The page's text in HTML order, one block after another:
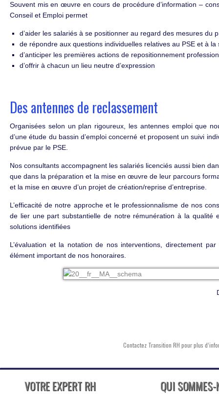
Souvent mis en œuvre en cours de procédure d’information –
Conseil et Emploi permet
d’aider les salariés à se positionner au regard des mesures du
de répondre aux questions individuelles relatives au PSE et à la
d’anticiper les premières actions de repositionnement
d’offrir à chacun un lieu neutre d’expression
Des antennes de reclassement
Organisées selon un plan rigoureux, les antennes emploi que
d’une étude du bassin d’emploi concerné et proposent un suivi
prévue par le PSE.
Nos consultants accompagnent les salariés licenciés aussi bien
que dans la préparation et la mise en œuvre de leur parcours
et la mise en œuvre d’un projet de création/reprise d’entreprise.
L’efficacité de notre approche et le professionnalisme de nos
de lier une part substantielle de notre rémunération à la qualité
solutions identifiées
L’évaluation et la notation de nos interventions, directement
élément important de nos honoraires.
Contactez Transition RH pour plus
VOTRE EXPERT RH QUI